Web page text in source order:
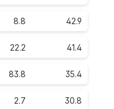
8.8 42.9
22.2 41.4
83.8 35.4
2.7 30.8